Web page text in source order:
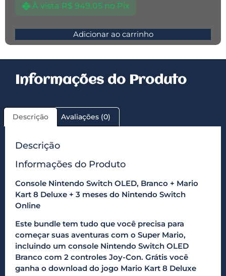
À vista R$ 949,05 no Pix
Adicionar ao carrinho
Informações do Produto
Descrição Avaliações (0)
Descrição
Informações do Produto
Console Nintendo Switch OLED, Branco + Mario
Kart 8 Deluxe + 3 meses do Nintendo Switch
Online
Este bundle tem tudo que você precisa para
começar suas aventuras com o Super Mario,
incluindo um console Nintendo Switch OLED
Branco com 2 controles Joy-Con. Grátis você
ganha o download do jogo Mario Kart 8 Deluxe